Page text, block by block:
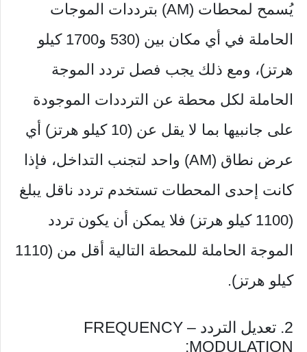
يُسمح لمحطات (AM) بترددات الموجات
الحاملة في أي مكان بين (530 و1700 كيلو
هرتز)، ومع ذلك يجب فصل تردد الموجة
الحاملة لكل محطة عن الترددات الموجودة
على جانبيها بما لا يقل عن (10 كيلو هرتز) أي
عرض نطاق (AM) واحد لتجنب التداخل، فإذا
كانت إحدى المحطات تستخدم تردد ناقل يبلغ
(1100 كيلو هرتز) فلا يمكن أن يكون تردد
الموجة الحاملة للمحطة التالية أقل من (1110
كيلو هرتز).
2. تعديل التردد – FREQUENCY
MODULATION: